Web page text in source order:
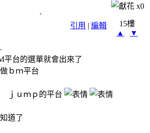
x0
引用 | 編輯
15樓
▲
▼
平台的選單就會出來了
ｂｍ平台
ｊｕｍｐ的平台
道了